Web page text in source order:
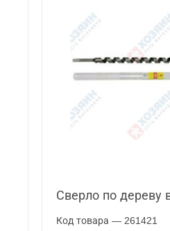
Сверло по дереву
Код товара — 261421